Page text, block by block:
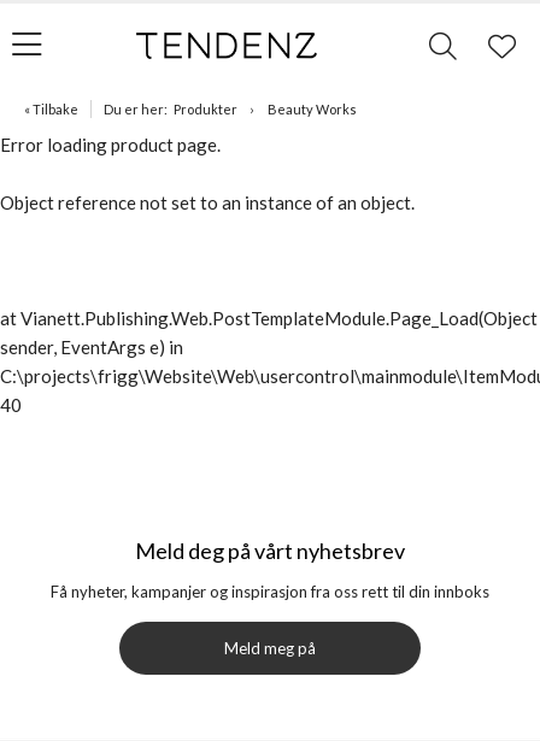
« Tilbake Du er her: Produkter Beauty Works
Error loading product page.
Object reference not set to an instance of an object.
at Vianett.Publishing.Web.PostTemplateModule.Page_Load(Object
sender, EventArgs e) in
40
Meld deg på vårt nyhetsbrev
Få nyheter, kampanjer og inspirasjon fra oss rett til din innboks
Meld meg på